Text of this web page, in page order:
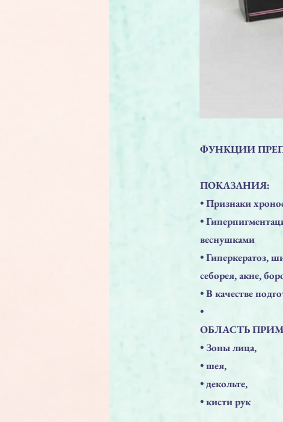
ФУНКЦИИ
ПОКАЗАНИЯ:
• Признаки
•
веснушками
• Гиперкератоз,
себорея, акне,
• В качестве
•
ОБЛАСТЬ
• Зоны лица,
• шея,
• декольте,
• кисти рук